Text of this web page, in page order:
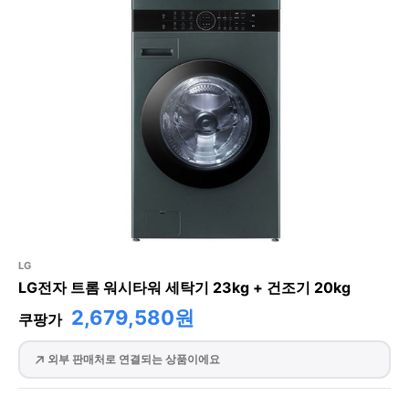
LG
LG전자 트롬 워시타워 세탁기 23kg + 건조기 20kg
쿠팡가 2,679,580원
외부 판매처로 연결되는 상품이에요